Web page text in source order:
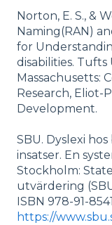
Norton, E. S., &
Naming(RAN)
for
disabilities. Tufts
Massachusetts:
Research, Eliot-
Development.
SBU. Dyslexi
insatser. En
Stockholm:
utvärdering
ISBN 978-91-
https://